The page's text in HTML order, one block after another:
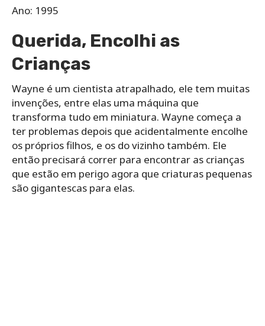
Ano: 1995
Querida, Encolhi as
Crianças
Wayne é um cientista atrapalhado, ele tem muitas
invenções, entre elas uma máquina que
transforma tudo em miniatura. Wayne começa a
ter problemas depois que acidentalmente encolhe
os próprios filhos, e os do vizinho também. Ele
então precisará correr para encontrar as crianças
que estão em perigo agora que criaturas pequenas
são gigantescas para elas.